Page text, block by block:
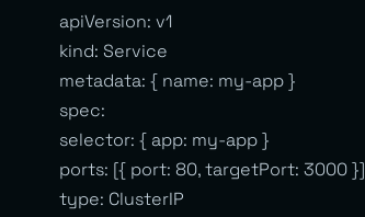
apiVersion: v1
kind: Service
metadata: { name: my-app }
spec:
selector: { app: my-app }
ports: [{ port: 80, targetPort: 3000 }]
type: ClusterIP